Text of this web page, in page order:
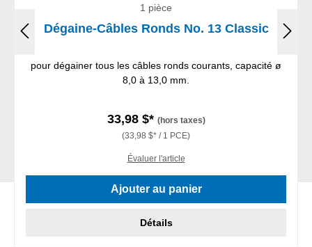
1 pièce
Dégaine-Câbles Ronds No. 13 Classic
pour dégainer tous les câbles ronds courants, capacité ø
8,0 à 13,0 mm.
33,98 $* (hors taxes)
(33,98 $* / 1 PCE)
Évaluer l'article
Ajouter au panier
Détails